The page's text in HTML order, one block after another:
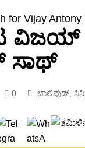
for Vijay
ಸಾಥ್
0 ಬಾಲಿವುಡ್,